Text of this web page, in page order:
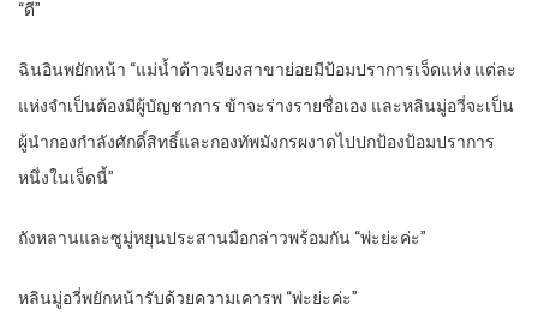
“ดี”
ฉินอินพยักหน้า “แม่น้ำต้าวเจียงสาขาย่อยมีป้อมปราการเจ็ดแห่ง แต่ละ
แห่งจำเป็นต้องมีผู้บัญชาการ ข้าจะร่างรายชื่อเอง และหลินมู่อวี่จะเป็น
ผู้นำกองกำลังศักดิ์สิทธิ์และกองทัพมังกรผงาดไปปกป้องป้อมปราการ
หนึ่งในเจ็ดนี้”
ถังหลานและซูมู่หยุนประสานมือกล่าวพร้อมกัน “พ่ะย่ะค่ะ”
หลินมู่อวี่พยักหน้ารับด้วยความเคารพ “พ่ะย่ะค่ะ”